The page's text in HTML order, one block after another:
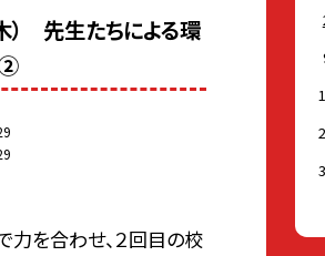
） 先生たちによる環
②
力を合わせ、２回目の校